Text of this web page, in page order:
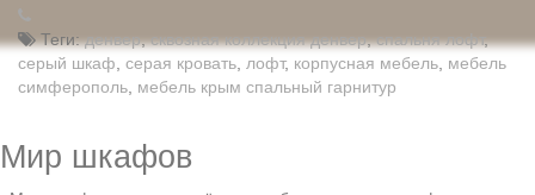
Теги:денвер,сквозная коллекция денвер,спальня лофт,
серый шкаф серая кровать лофт, корпусная мебель мебель
симферополь мебель крым спальный гарнитур
Мир шкафов